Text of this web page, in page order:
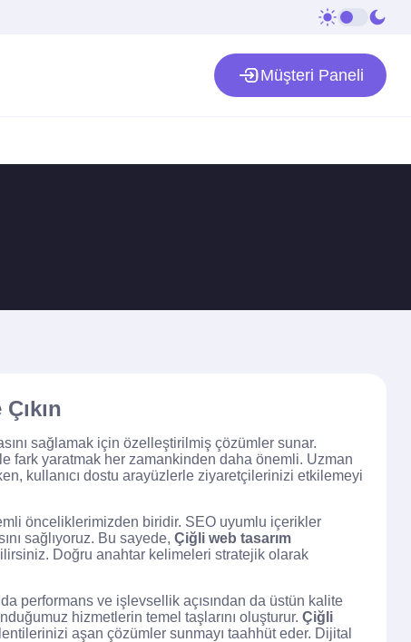
Müşteri Paneli
sağlamak için özelleştirilmiş çözümler sunar.
fark yaratmak her zamankinden daha önemli. Uzman
kullanıcı dostu arayüzlerle ziyaretçilerinizi etkilemeyi
önceliklerimizden biridir. SEO uyumlu içerikler
sağlıyoruz. Bu sayede, Çiğli web tasarım
Doğru anahtar kelimeleri stratejik olarak
performans ve işlevsellik açısından da üstün kalite
hizmetlerin temel taşlarını oluşturur. Çiğli
aşan çözümler sunmayı taahhüt eder. Dijital